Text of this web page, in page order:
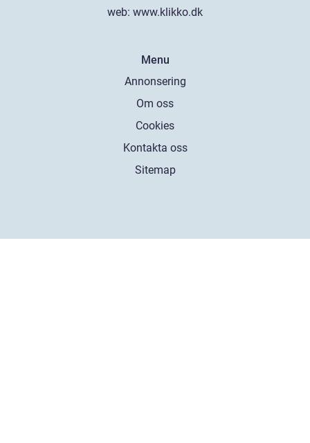
web: www.klikko.dk
Menu
Annonsering
Om oss
Cookies
Kontakta oss
Sitemap